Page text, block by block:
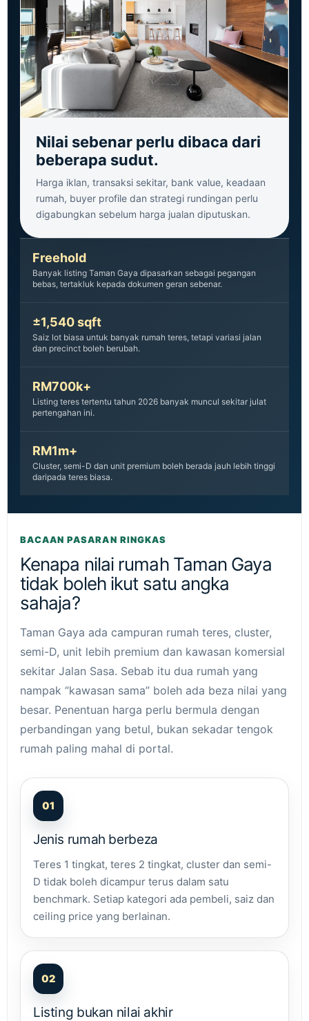
Nilai sebenar perlu dibaca dari
beberapa sudut.
Harga iklan, transaksi sekitar, bank value, keadaan
rumah, buyer profile dan strategi rundingan perlu
digabungkan sebelum harga jualan diputuskan.
Freehold
Banyak listing Taman Gaya dipasarkan sebagai pegangan
bebas, tertakluk kepada dokumen geran sebenar.
±1,540 sqft
Saiz lot biasa untuk banyak rumah teres, tetapi variasi jalan
dan precinct boleh berubah.
RM700k+
Listing teres tertentu tahun 2026 banyak muncul sekitar julat
pertengahan ini.
RM1m+
Cluster, semi-D dan unit premium boleh berada jauh lebih tinggi
daripada teres biasa.
BACAAN PASARAN RINGKAS
Kenapa nilai rumah Taman Gaya
tidak boleh ikut satu angka
sahaja?
Taman Gaya ada campuran rumah teres, cluster,
semi-D, unit lebih premium dan kawasan komersial
sekitar Jalan Sasa. Sebab itu dua rumah yang
nampak “kawasan sama” boleh ada beza nilai yang
besar. Penentuan harga perlu bermula dengan
perbandingan yang betul, bukan sekadar tengok
rumah paling mahal di portal.
01
Jenis rumah berbeza
Teres 1 tingkat, teres 2 tingkat, cluster dan semi-
D tidak boleh dicampur terus dalam satu
benchmark. Setiap kategori ada pembeli, saiz dan
ceiling price yang berlainan.
02
Listing bukan nilai akhir